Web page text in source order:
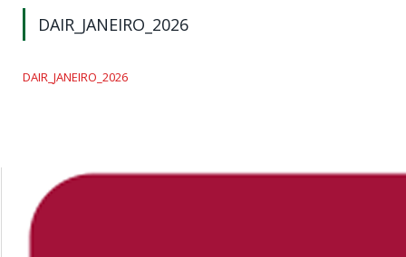
DAIR_JANEIRO_2026
DAIR_JANEIRO_2026